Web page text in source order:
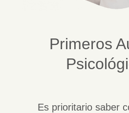
Primeros
Es prioritario saber